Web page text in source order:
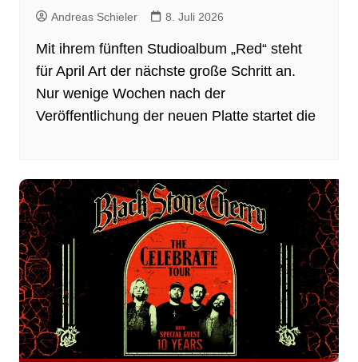
Andreas Schieler 8. Juli 2026
Mit ihrem fünften Studioalbum „Red“ steht
für April Art der nächste große Schritt an.
Nur wenige Wochen nach der
Veröffentlichung der neuen Platte startet die